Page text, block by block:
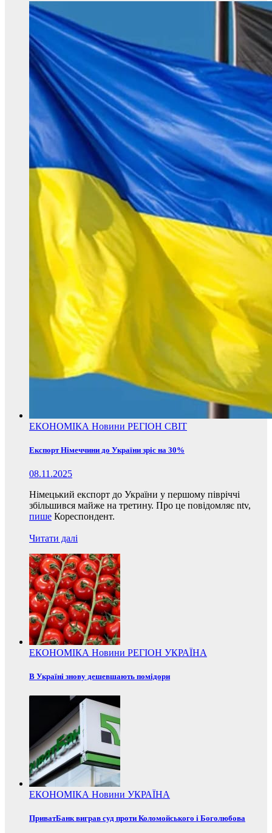
ЕКОНОМІКА Новини РЕГІОН СВІТ
Експорт Німеччини до України зріс на 30%
08.11.2025
Німецький експорт до України у першому півріччі
збільшився майже на третину. Про це повідомляє ntv,
пише Кореспондент.
Читати далі
ЕКОНОМІКА Новини РЕГІОН УКРАЇНА
В Україні знову дешевшають помідори
ЕКОНОМІКА Новини УКРАЇНА
ПриватБанк виграв суд проти Коломойського і Боголюбова